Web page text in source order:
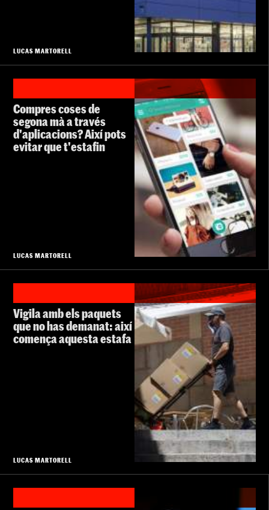
LUCAS MARTORELL
Compres coses de
segona mà a través
d'aplicacions? Així pots
evitar que t'estafin
LUCAS MARTORELL
Vigila amb els paquets
que no has demanat: així
comença aquesta estafa
LUCAS MARTORELL